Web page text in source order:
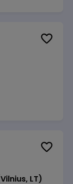
LT)